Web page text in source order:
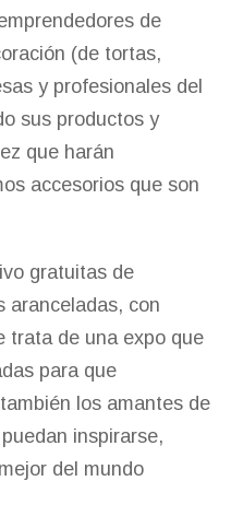
de
(de tortas,
y profesionales del
sus productos y
que harán
accesorios que son
gratuitas de
aranceladas, con
trata de una expo que
para que
los amantes de
inspirarse,
del mundo